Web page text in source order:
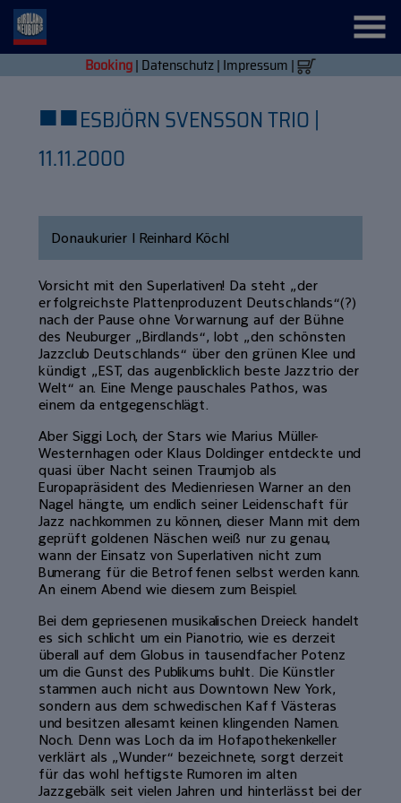
Booking| Datenschutz| Impressum |
■■ESBJÖRN SVENSSON TRIO |
11.11.2000
Donaukurier | Reinhard Köchl
Vorsicht mit den Superlativen! Da steht „der
erfolgreichste Plattenproduzent Deutschlands“(?)
nach der Pause ohne Vorwarnung auf der Bühne
des Neuburger „Birdlands“, lobt „den schönsten
Jazzclub Deutschlands“ über den grünen Klee und
kündigt „EST, das augenblicklich beste Jazztrio der
Welt“ an. Eine Menge pauschales Pathos, was
einem da entgegenschlägt.
Aber Siggi Loch, der Stars wie Marius Müller-
Westernhagen oder Klaus Doldinger entdeckte und
quasi über Nacht seinen Traumjob als
Europapräsident des Medienriesen Warner an den
Nagel hängte, um endlich seiner Leidenschaft für
Jazz nachkommen zu können, dieser Mann mit dem
geprüft goldenen Näschen weiß nur zu genau,
wann der Einsatz von Superlativen nicht zum
Bumerang für die Betroffenen selbst werden kann.
An einem Abend wie diesem zum Beispiel.
Bei dem gepriesenen musikalischen Dreieck handelt
es sich schlicht um ein Pianotrio, wie es derzeit
überall auf dem Globus in tausendfacher Potenz
um die Gunst des Publikums buhlt. Die Künstler
stammen auch nicht aus Downtown New York,
sondern aus dem schwedischen Kaff Västeras
und besitzen allesamt keinen klingenden Namen.
Noch. Denn was Loch da im Hofapothekenkeller
verklärt als „Wunder“ bezeichnete, sorgt derzeit
für das wohl heftigste Rumoren im alten
Jazzgebälk seit vielen Jahren und hinterlässt bei der